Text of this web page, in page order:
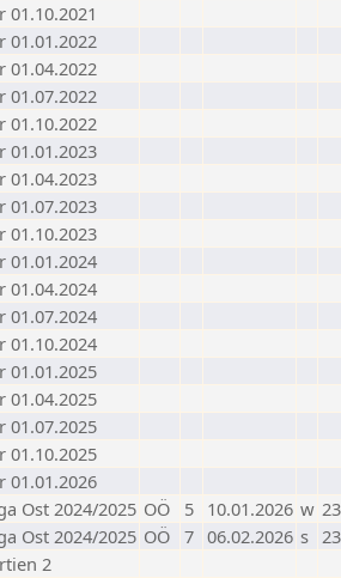
01.10.2021
01.01.2022
01.04.2022
01.07.2022
01.10.2022
01.01.2023
01.04.2023
01.07.2023
01.10.2023
01.01.2024
01.04.2024
01.07.2024
01.10.2024
01.01.2025
01.04.2025
01.07.2025
01.10.2025
01.01.2026
Ost 2024/2025 OÖ 5 10.01.2026 w 23
Ost 2024/2025 OÖ 7 06.02.2026 s 23
2